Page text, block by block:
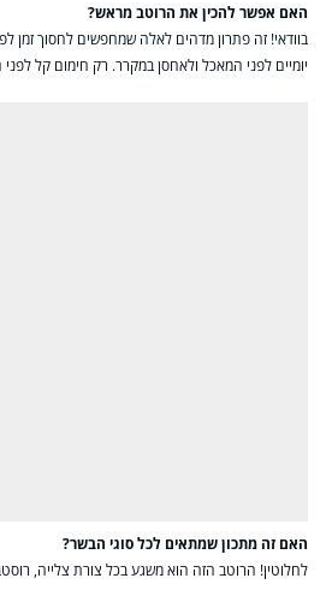
האם אפשר להכין את הרוטב מראש?
בוודאי! זה פתרון מדהים לאלה שמחפשים לחסוך זמן
יומיים לפני המאכל ולאחסן במקרר. רק חימום קל
האם זה מתכון שמתאים לכל סוגי הבשר?
לחלוטין! הרוטב הזה הוא משגע בכל צורת צלייה,